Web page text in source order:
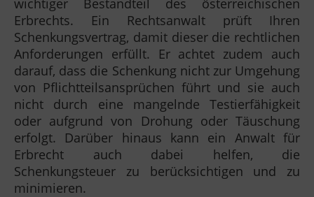
wichtiger Bestandteil des österreichischen
Erbrechts. Ein Rechtsanwalt prüft Ihren
Schenkungsvertrag, damit dieser die rechtlichen
Anforderungen erfüllt. Er achtet zudem auch
darauf, dass die Schenkung nicht zur Umgehung
von Pflichtteilsansprüchen führt und sie auch
nicht durch eine mangelnde Testierfähigkeit
oder aufgrund von Drohung oder Täuschung
erfolgt. Darüber hinaus kann ein Anwalt für
Erbrecht auch dabei helfen, die
Schenkungsteuer zu berücksichtigen und zu
minimieren.